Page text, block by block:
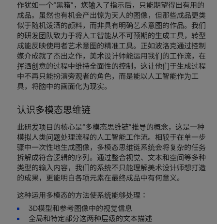
作犹如一个“黑箱”，您输入了指示后，只能期望得出有用的
成品。虽然也有机会产出惊为天人的图像，但那些成品更类
似于随机泼洒的颜料，而非具有明确艺术意图的作品。我们
的研发团队致力于将人工智能从不可预期的生成工具，转型
成能反映使用者艺术意图的精准工具。正如波洛克通过控制
媒介成就了杰出之作，美术设计师能运用我们的工作流，在
挥洒创意的过程中维持全面性的控制，这让他们于生成过程
中不再只能扮演旁观者的角色，而是能以人工智能作为工
具，将脑中的画面化为现实。
认识多模态思维链
此研发项目的核心是“多模态思维链”推导的概念，这是一种
模拟人类问题处理流程的人工智能工作流。相较于在单一步
骤中一次性地生成图像，多模态思维链系统会将复杂的任务
拆解成符合逻辑的序列。通过整合视觉、文本和空间等多种
类型的输入内容，我们的系统不只能理解美术设计师想打造
的成果，更能明白各项元素在最终成品中有何意义。
这种运用多模态的方法使系统能够处理：
3D模型和参考图像中的视觉信息
全局和特定部分这两种层级的文本描述